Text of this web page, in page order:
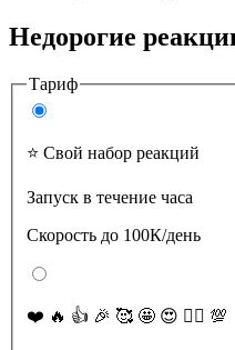
Недорогие
Тариф
⭐️ Свой набор реакций
Запуск в течение часа
Скорость до 100К/день
❤️ 🔥 👍 🎉 🥰 🤩 😍 ❤️‍🔥 💯